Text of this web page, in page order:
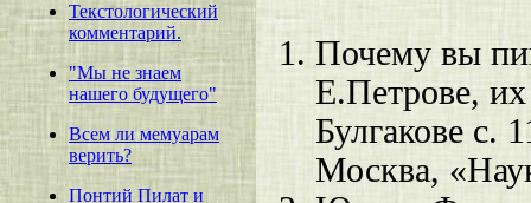
Текстологический
комментарий.
"Мы не знаем
нашего будущего"
Всем ли мемуарам
верить?
Понтий Пилат и
Почему вы
Е.Петрове,
Булгакове с.
Москва,